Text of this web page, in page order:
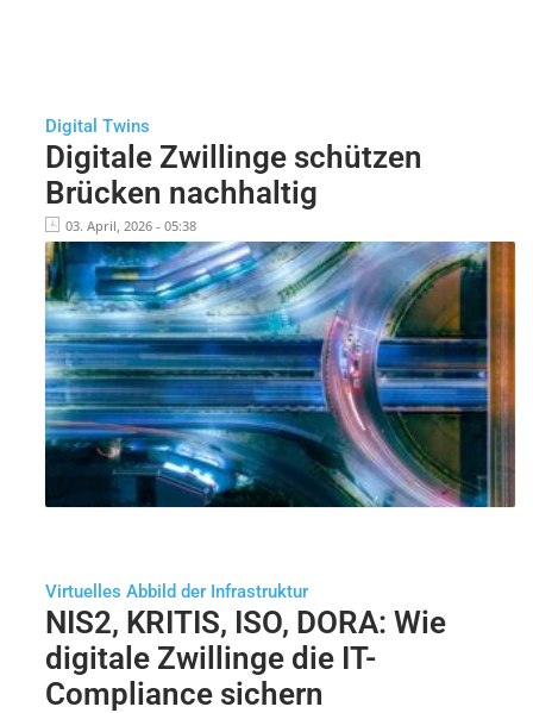
Digital Twins
Digitale Zwillinge schützen
Brücken nachhaltig
03. April, 2026 - 05:38
Virtuelles Abbild der Infrastruktur
NIS2, KRITIS, ISO, DORA: Wie
digitale Zwillinge die IT-
Compliance sichern